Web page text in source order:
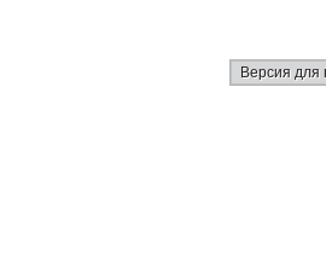
Версия для